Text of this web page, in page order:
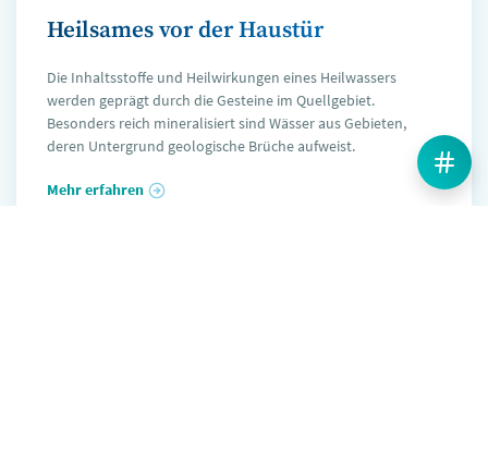
Heilsames vor der Haustür
Die Inhaltsstoffe und Heilwirkungen eines Heilwassers
werden geprägt durch die Gesteine im Quellgebiet.
Besonders reich mineralisiert sind Wässer aus Gebieten,
deren Untergrund geologische Brüche aufweist.
Mehr erfahren